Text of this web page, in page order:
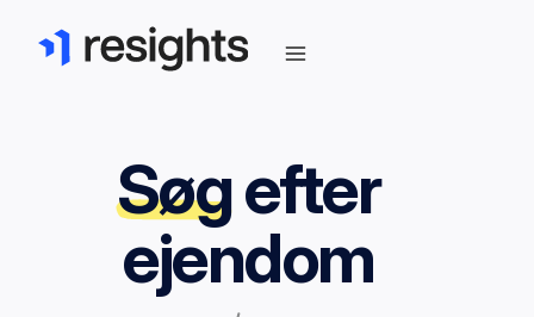
Søgefter
ejendom